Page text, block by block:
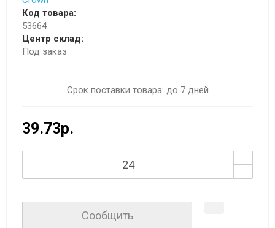
Код товара:
53664
Центр склад:
Под заказ
Срок поставки товара: до 7 дней
39.73р.
Сообщить